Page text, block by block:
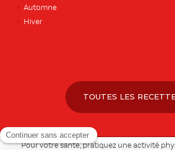
Automne
Hiver
TOUTES LES
Pour votre santé, pratiquez une activité